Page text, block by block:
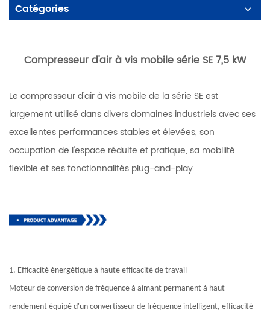
Catégories
Compresseur d'air à vis mobile série SE 7,5 kW
Le compresseur d'air à vis mobile de la série SE est
largement utilisé dans divers domaines industriels avec ses
excellentes performances stables et élevées, son
occupation de l'espace réduite et pratique, sa mobilité
flexible et ses fonctionnalités plug-and-play.
1. Efficacité énergétique à haute efficacité de travail
Moteur de conversion de fréquence à aimant permanent à haut
rendement équipé d'un convertisseur de fréquence intelligent, efficacité